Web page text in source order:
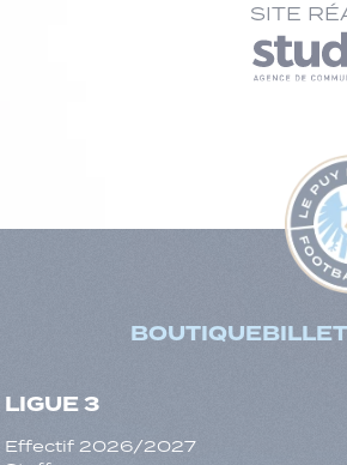
SITE
BOUTIQUE
LIGUE 3
Effectif 2026/2027